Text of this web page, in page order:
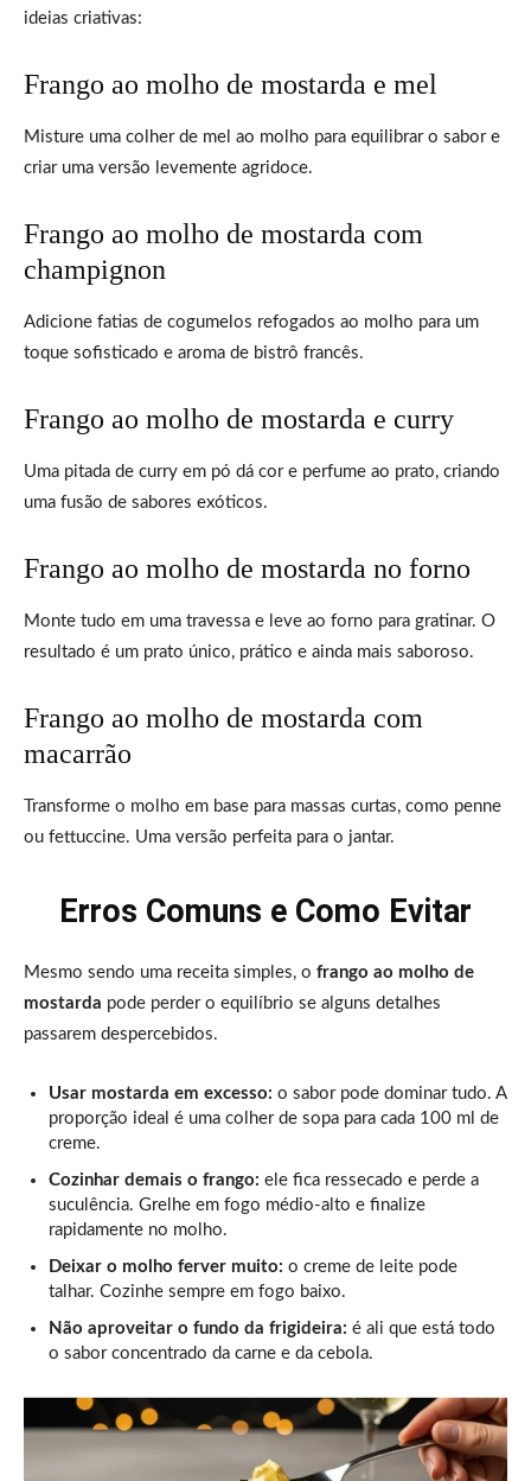
ideias criativas:
Frango ao molho de mostarda e mel
Misture uma colher de mel ao molho para equilibrar o sabor e
criar uma versão levemente agridoce.
Frango ao molho de mostarda com
champignon
Adicione fatias de cogumelos refogados ao molho para um
toque sofisticado e aroma de bistrô francês.
Frango ao molho de mostarda e curry
Uma pitada de curry em pó dá cor e perfume ao prato, criando
uma fusão de sabores exóticos.
Frango ao molho de mostarda no forno
Monte tudo em uma travessa e leve ao forno para gratinar. O
resultado é um prato único, prático e ainda mais saboroso.
Frango ao molho de mostarda com
macarrão
Transforme o molho em base para massas curtas, como penne
ou fettuccine. Uma versão perfeita para o jantar.
Erros Comuns e Como Evitar
Mesmo sendo uma receita simples, o frango ao molho de
mostarda pode perder o equilíbrio se alguns detalhes
passarem despercebidos.
Usar mostarda em excesso: o sabor pode dominar tudo. A
proporção ideal é uma colher de sopa para cada 100 ml de
creme.
Cozinhar demais o frango: ele fica ressecado e perde a
suculência. Grelhe em fogo médio-alto e finalize
rapidamente no molho.
Deixar o molho ferver muito: o creme de leite pode
talhar. Cozinhe sempre em fogo baixo.
Não aproveitar o fundo da frigideira: é ali que está todo
o sabor concentrado da carne e da cebola.